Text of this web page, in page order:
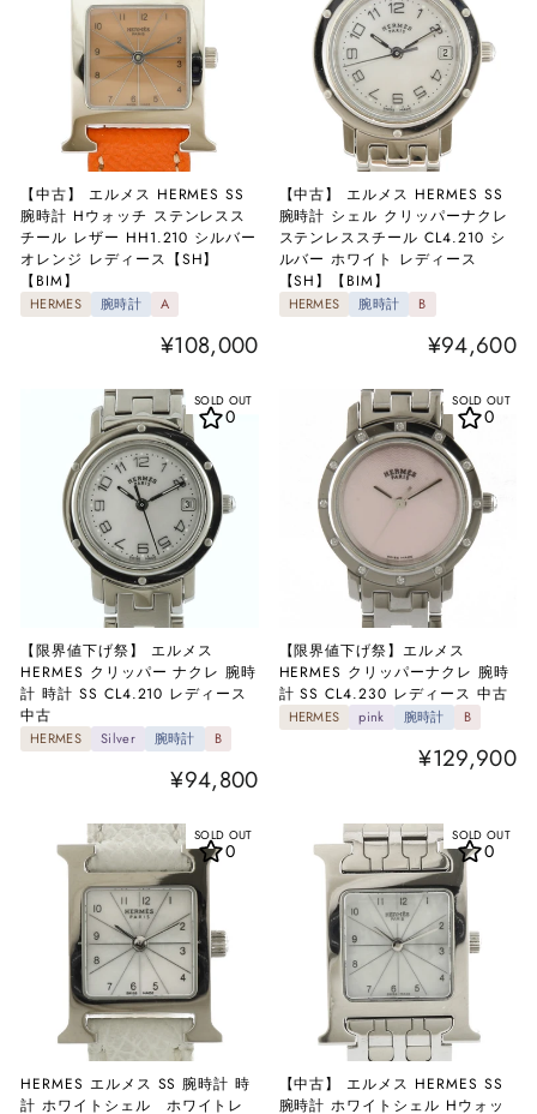
【中古】 エルメス HERMES SS
腕時計 Hウォッチ ステンレスス
チール レザー HH1.210 シルバー
オレンジ レディース【SH】
【BIM】
HERMES 腕時計 A
¥108,000
【中古】 エルメス HERMES SS
腕時計 シェル クリッパーナクレ
ステンレススチール CL4.210 シ
ルバー ホワイト レディース
【SH】【BIM】
HERMES 腕時計 B
¥94,600
SOLD OUT
【限界値下げ祭】 エルメス
HERMES クリッパー ナクレ 腕時
計 時計 SS CL4.210 レディース
中古
HERMES Silver 腕時計 B
¥94,800
0
SOLD OUT
【限界値下げ祭】エルメス
HERMES クリッパーナクレ 腕時
計 SS CL4.230 レディース 中古
HERMES pink 腕時計 B
¥129,900
0
SOLD OUT
HERMES エルメス SS 腕時計 時
計 ホワイトシェル ホワイトレ
0
SOLD OUT
【中古】 エルメス HERMES SS
腕時計 ホワイトシェル Hウォッ
0